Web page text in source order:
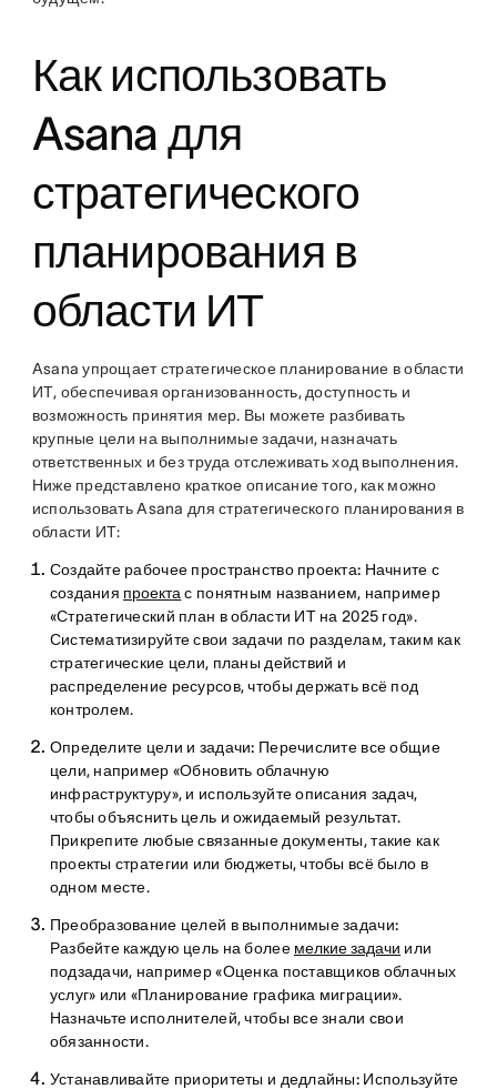
Как использовать
Asana для
стратегического
планирования в
области ИТ
Asana упрощает стратегическое планирование в области
ИТ, обеспечивая организованность, доступность и
возможность принятия мер. Вы можете разбивать
крупные цели на выполнимые задачи, назначать
ответственных и без труда отслеживать ход выполнения.
Ниже представлено краткое описание того, как можно
использовать Asana для стратегического планирования в
области ИТ:
Создайте рабочее пространство проекта: Начните с
создания проекта с понятным названием, например
«Стратегический план в области ИТ на 2025 год».
Систематизируйте свои задачи по разделам, таким как
стратегические цели, планы действий и
распределение ресурсов, чтобы держать всё под
контролем.
Определите цели и задачи: Перечислите все общие
цели, например «Обновить облачную
инфраструктуру», и используйте описания задач,
чтобы объяснить цель и ожидаемый результат.
Прикрепите любые связанные документы, такие как
проекты стратегии или бюджеты, чтобы всё было в
одном месте.
Преобразование целей в выполнимые задачи:
Разбейте каждую цель на более мелкие задачи или
подзадачи, например «Оценка поставщиков облачных
услуг» или «Планирование графика миграции».
Назначьте исполнителей, чтобы все знали свои
обязанности.
Устанавливайте приоритеты и дедлайны: Используйте